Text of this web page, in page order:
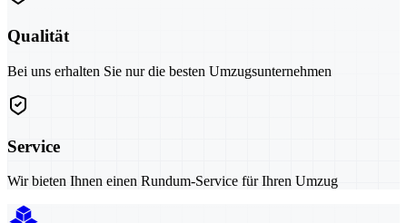
Qualität
Bei uns erhalten Sie nur die besten Umzugsunternehmen
Service
Wir bieten Ihnen einen Rundum-Service für Ihren Umzug